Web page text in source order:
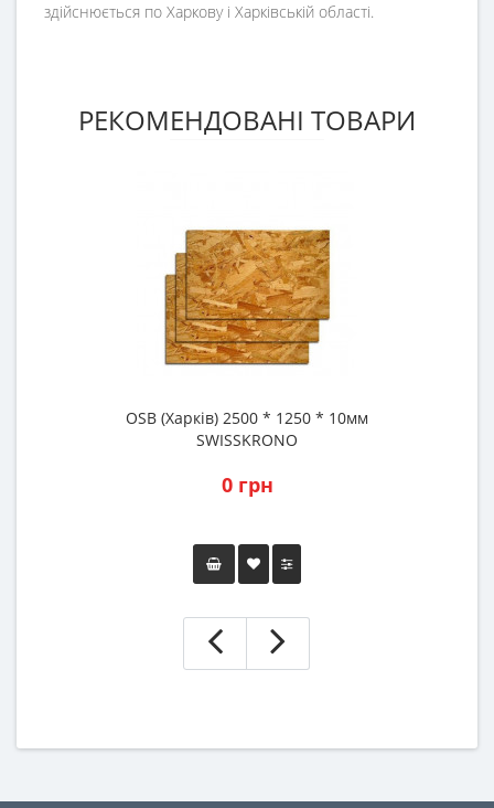
здійснюється по Харкову і Харківській області.
РЕКОМЕНДОВАНІ ТОВАРИ
OSB (Харків) 2500 * 1250 * 10мм
SWISSKRONO
0 грн